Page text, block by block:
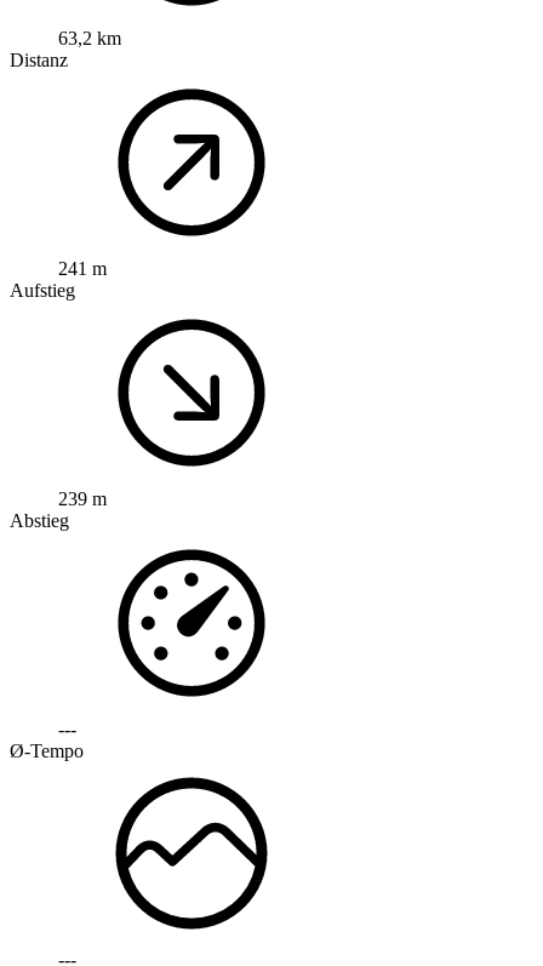
63,2 km
Distanz
241 m
Aufstieg
239 m
Abstieg
---
Ø-Tempo
---